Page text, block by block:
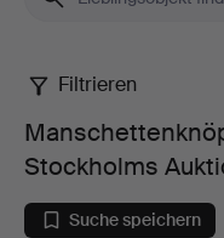
Filtrieren
Stockholms
Suche speichern